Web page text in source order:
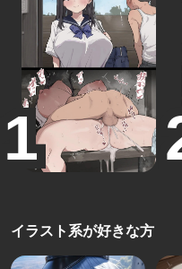
イラスト系が好きな方